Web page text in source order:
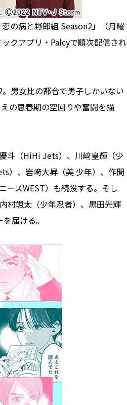
の病と野郎組 Season2」（月曜
クアプリ・Palcyで順次配信され
男女比の都合で男子しかいない
の思春期の空回りや奮闘を描
斗（HiHi Jets）、川﨑皇輝（少
）、岩﨑大昇（美 少年）、作間
ズWEST）も続投する。そし
村颯太（少年忍者）、黒田光輝
届ける。